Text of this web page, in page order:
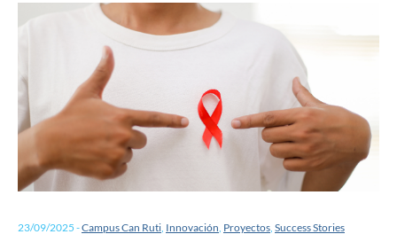
23/09/2025 -Campus Can Ruti, Innovación, Proyectos, Success Stories